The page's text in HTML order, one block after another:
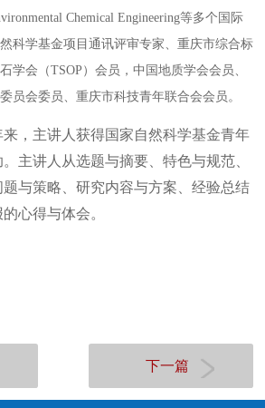
Chemical Engineering等多个国际
科学基金项目通讯评审专家、重庆市综合标
学会（TSOP ）会员，中国地质学会会员、
员会委员、重庆市科技青年联合会会员。
来，主讲人获得国家自然科学基金青年
主讲人从选题与摘要、特色与规范、
与策略、研究内容与方案、经验总结
心得与体会。
下一篇